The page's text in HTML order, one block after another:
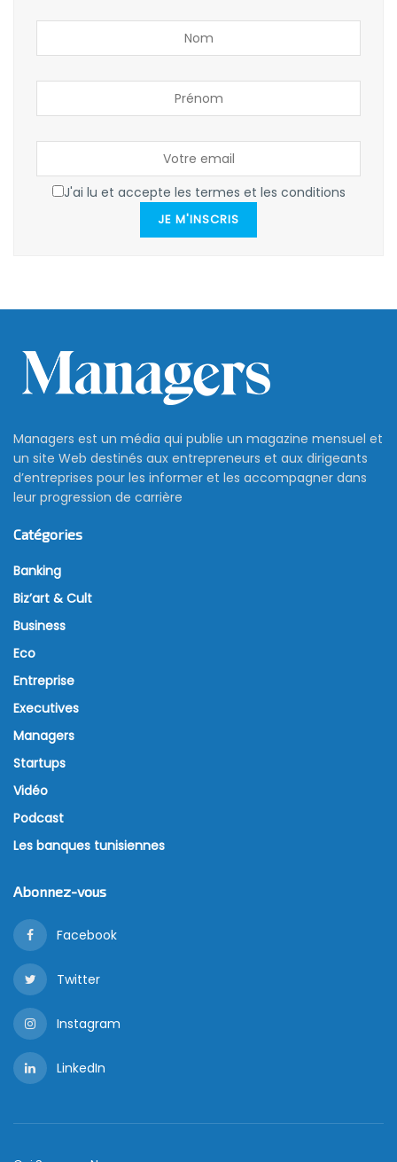
J'ai lu et accepte les termes et les conditions
JE M'INSCRIS
Managers est un média qui publie un magazine mensuel et
un site Web destinés aux entrepreneurs et aux dirigeants
d’entreprises pour les informer et les accompagner dans
leur progression de carrière
Catégories
Banking
Biz’art & Cult
Business
Eco
Entreprise
Executives
Managers
Startups
Vidéo
Podcast
Les banques tunisiennes
Abonnez-vous
Facebook
Twitter
Instagram
LinkedIn